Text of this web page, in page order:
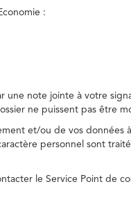
:
note jointe à votre
ne puissent pas être
et/ou de vos
personnel sont
le Service Point de